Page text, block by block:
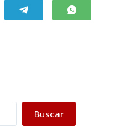
Buscar